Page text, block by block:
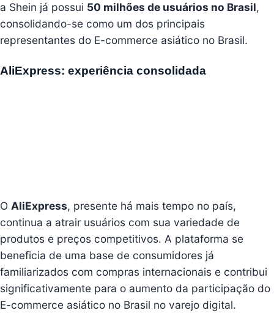
a Shein já possui 50 milhões de usuários no Brasil,
consolidando-se como um dos principais
representantes do E-commerce asiático no Brasil.
AliExpress: experiência consolidada
O AliExpress, presente há mais tempo no país,
continua a atrair usuários com sua variedade de
produtos e preços competitivos. A plataforma se
beneficia de uma base de consumidores já
familiarizados com compras internacionais e contribui
significativamente para o aumento da participação do
E-commerce asiático no Brasil no varejo digital.